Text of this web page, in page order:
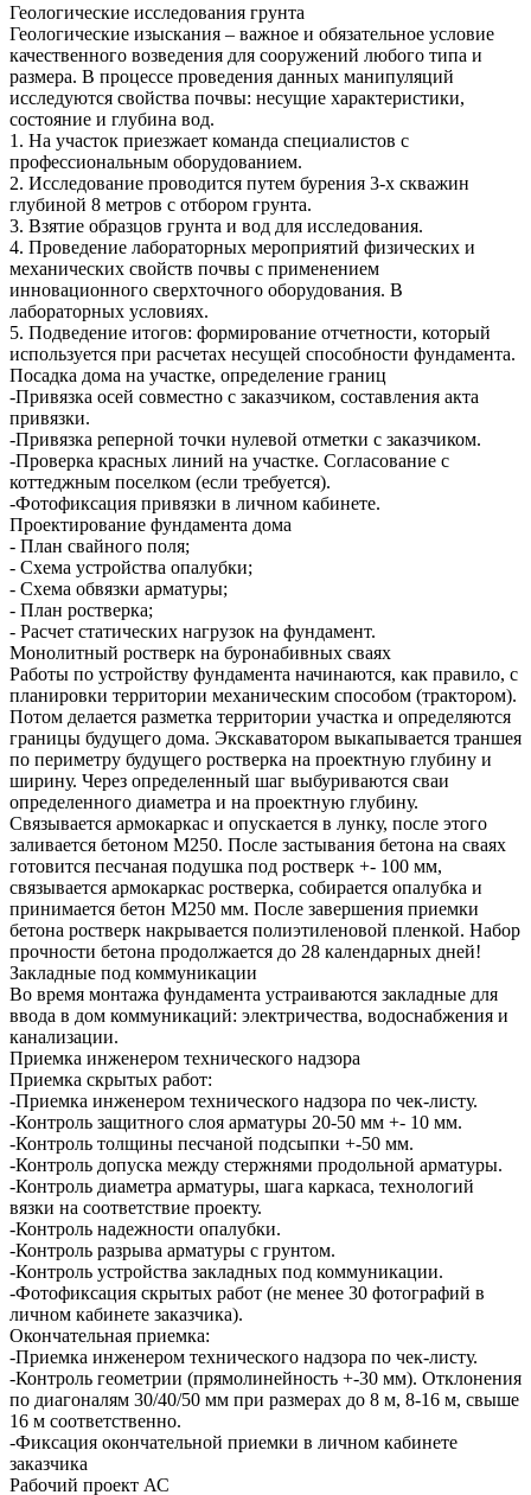
Геологические исследования грунта
Геологические изыскания – важное и обязательное условие
качественного возведения для сооружений любого типа и
размера. В процессе проведения данных манипуляций
исследуются свойства почвы: несущие характеристики,
состояние и глубина вод.
1. На участок приезжает команда специалистов с
профессиональным оборудованием.
2. Исследование проводится путем бурения 3-х скважин
глубиной 8 метров с отбором грунта.
3. Взятие образцов грунта и вод для исследования.
4. Проведение лабораторных мероприятий физических и
механических свойств почвы с применением
инновационного сверхточного оборудования. В
лабораторных условиях.
5. Подведение итогов: формирование отчетности, который
используется при расчетах несущей способности фундамента.
Посадка дома на участке, определение границ
-Привязка осей совместно с заказчиком, составления акта
привязки.
-Привязка реперной точки нулевой отметки с заказчиком.
-Проверка красных линий на участке. Согласование с
коттеджным поселком (если требуется).
-Фотофиксация привязки в личном кабинете.
Проектирование фундамента дома
- План свайного поля;
- Схема устройства опалубки;
- Схема обвязки арматуры;
- План ростверка;
- Расчет статических нагрузок на фундамент.
Монолитный ростверк на буронабивных сваях
Работы по устройству фундамента начинаются, как правило, с
планировки территории механическим способом (трактором).
Потом делается разметка территории участка и определяются
границы будущего дома. Экскаватором выкапывается траншея
по периметру будущего ростверка на проектную глубину и
ширину. Через определенный шаг выбуриваются сваи
определенного диаметра и на проектную глубину.
Связывается армокаркас и опускается в лунку, после этого
заливается бетоном М250. После застывания бетона на сваях
готовится песчаная подушка под ростверк +- 100 мм,
связывается армокаркас ростверка, собирается опалубка и
принимается бетон М250 мм. После завершения приемки
бетона ростверк накрывается полиэтиленовой пленкой. Набор
прочности бетона продолжается до 28 календарных дней!
Закладные под коммуникации
Во время монтажа фундамента устраиваются закладные для
ввода в дом коммуникаций: электричества, водоснабжения и
канализации.
Приемка инженером технического надзора
Приемка скрытых работ:
-Приемка инженером технического надзора по чек-листу.
-Контроль защитного слоя арматуры 20-50 мм +- 10 мм.
-Контроль толщины песчаной подсыпки +-50 мм.
-Контроль допуска между стержнями продольной арматуры.
-Контроль диаметра арматуры, шага каркаса, технологий
вязки на соответствие проекту.
-Контроль надежности опалубки.
-Контроль разрыва арматуры с грунтом.
-Контроль устройства закладных под коммуникации.
-Фотофиксация скрытых работ (не менее 30 фотографий в
личном кабинете заказчика).
Окончательная приемка:
-Приемка инженером технического надзора по чек-листу.
-Контроль геометрии (прямолинейность +-30 мм). Отклонения
по диагоналям 30/40/50 мм при размерах до 8 м, 8-16 м, свыше
16 м соответственно.
-Фиксация окончательной приемки в личном кабинете
заказчика
Рабочий проект АС